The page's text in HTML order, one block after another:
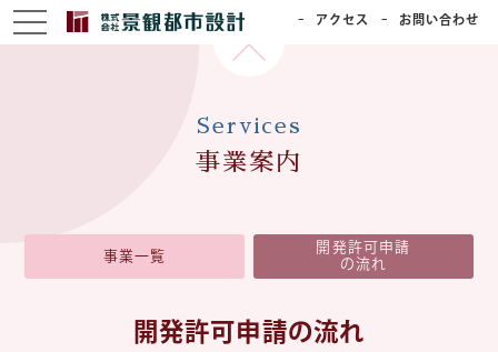
アクセス お問い合わせ
Services
事業案内
事業一覧
開発許可申請
の流れ
開発許可申請の流れ